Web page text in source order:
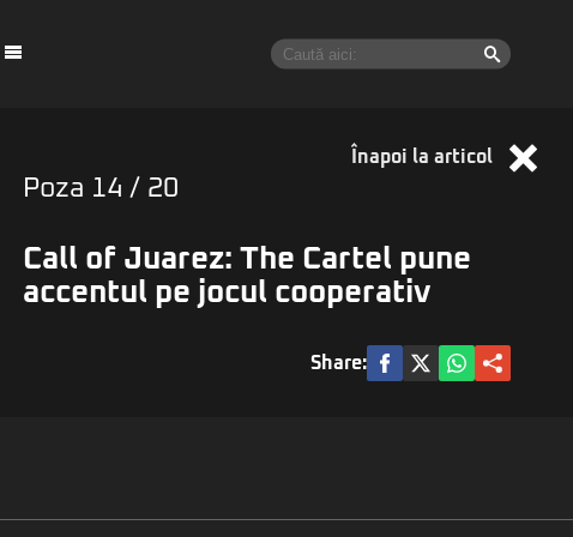
Înapoi la articol
Poza 14 / 20
Call of Juarez: The Cartel pune
accentul pe jocul cooperativ
Share: